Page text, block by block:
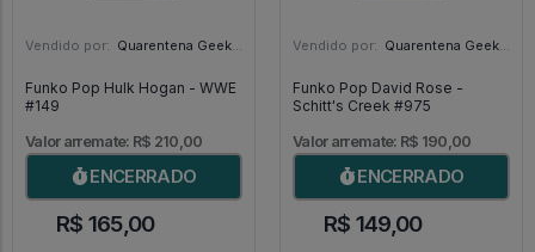
Vendido por: Quarentena Geek Store - SP
Funko Pop Hulk Hogan - WWE
#149
Valor arremate: R$ 210,00
ENCERRADO
R$ 165,00
Vendido por: Quarentena Geek Store - SP
Funko Pop David Rose -
Schitt's Creek #975
Valor arremate: R$ 190,00
ENCERRADO
R$ 149,00